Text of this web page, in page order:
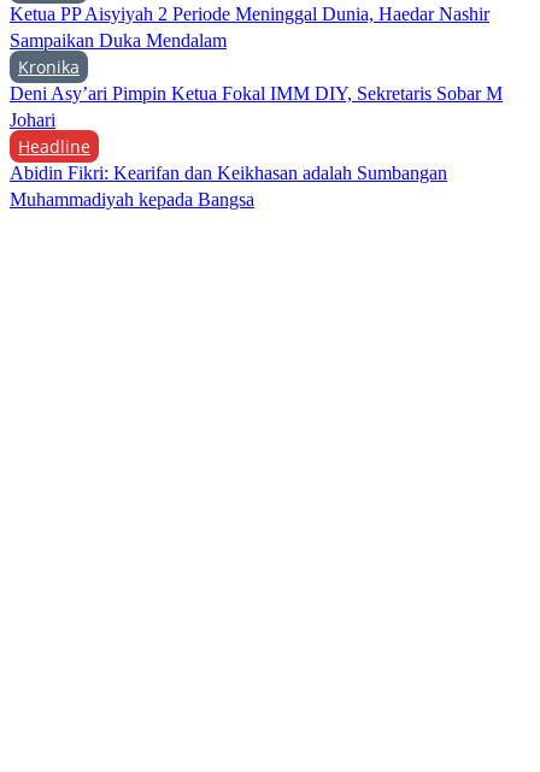
Ketua PP Aisyiyah 2 Periode Meninggal Dunia, Haedar Nashir
Sampaikan Duka Mendalam
Kronika
Deni Asy’ari Pimpin Ketua Fokal IMM DIY, Sekretaris Sobar M
Johari
Headline
Abidin Fikri: Kearifan dan Keikhasan adalah Sumbangan
Muhammadiyah kepada Bangsa